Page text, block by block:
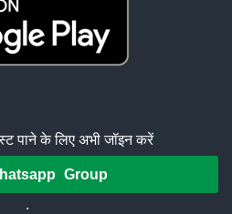
पाने के लिए अभी जॉइन करें
Group
.